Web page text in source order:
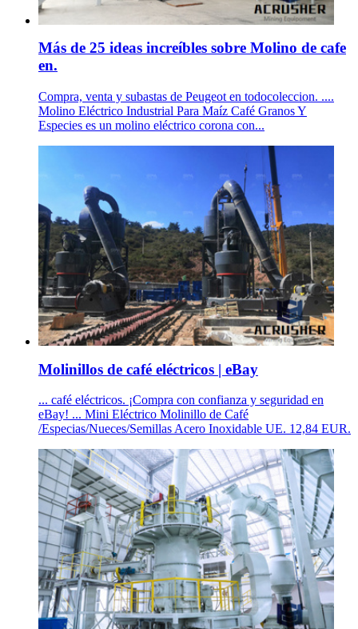
Más de 25 ideas increíbles sobre Molino de cafe
en.
Compra, venta y subastas de Peugeot en todocoleccion. ....
Molino Eléctrico Industrial Para Maíz Café Granos Y
Especies es un molino eléctrico corona con...
Molinillos de café eléctricos | eBay
... café eléctricos. ¡Compra con confianza y seguridad en
eBay! ... Mini Eléctrico Molinillo de Café
/Especias/Nueces/Semillas Acero Inoxidable UE. 12,84 EUR.